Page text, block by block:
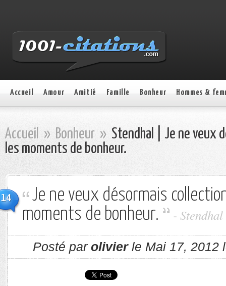
Accueil Amour Amitié Famille Bonheur Hommes &
Accueil » Bonheur » Stendhal | Je ne veux
les moments de bonheur.
14
Je ne veux désormais
moments de bonheur.
- Stendhal
Posté par olivierle Mai 17, 2012